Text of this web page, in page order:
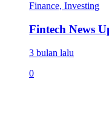
Finance, Investing
Fintech News
3 bulan lalu
0